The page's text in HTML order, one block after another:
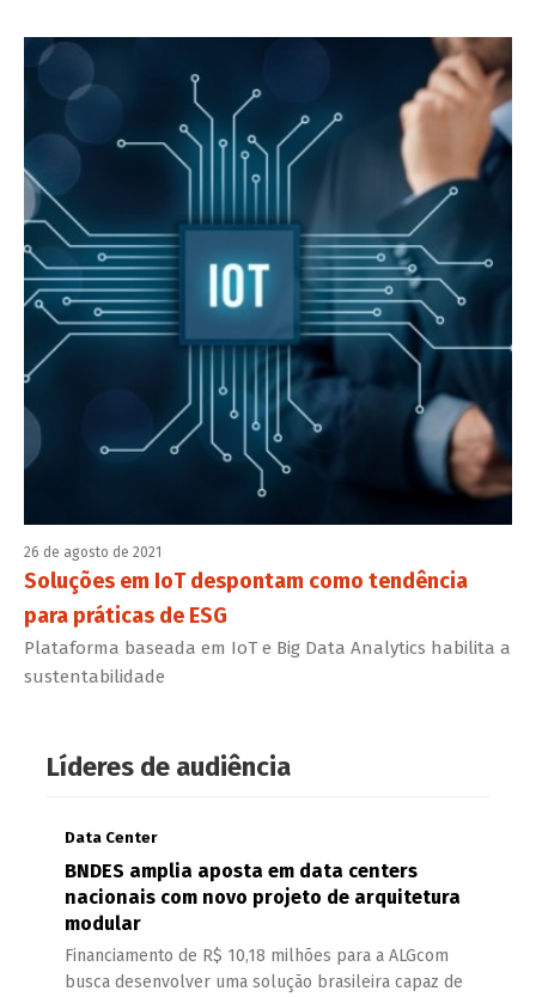
26 de agosto de 2021
Soluções em IoT despontam como tendência
para práticas de ESG
Plataforma baseada em IoT e Big Data Analytics habilita a
sustentabilidade
Líderes de audiência
Data Center
BNDES amplia aposta em data centers
nacionais com novo projeto de arquitetura
modular
Financiamento de R$ 10,18 milhões para a ALGcom
busca desenvolver uma solução brasileira capaz de